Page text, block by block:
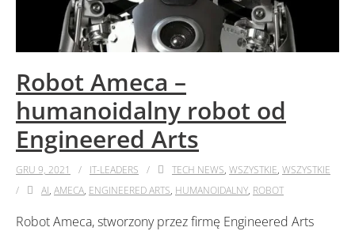
Robot Ameca –
humanoidalny robot od
Engineered Arts
GRU 9, 2021 IT-LEADERS TECH NEWS, WSZYSTKIE, WSZYSTKIE
AI, AMECA, ENGINEERED ARTS, HUMANOIDALNY, ROBOT
Robot Ameca, stworzony przez firmę Engineered Arts